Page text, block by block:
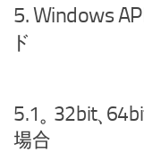
5. Windows
ド
5.1。 32bit、
場合